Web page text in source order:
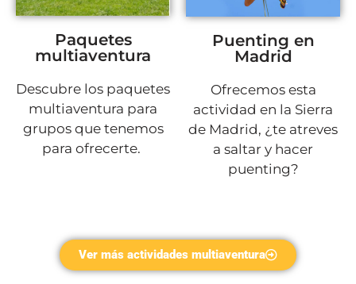
Paquetes
multiaventura
Descubre los paquetes
multiaventura para
grupos que tenemos
para ofrecerte.
Puenting en
Madrid
Ofrecemos esta
actividad en la Sierra
de Madrid, ¿te atreves
a saltar y hacer
puenting?
Ver más actividades multiaventura